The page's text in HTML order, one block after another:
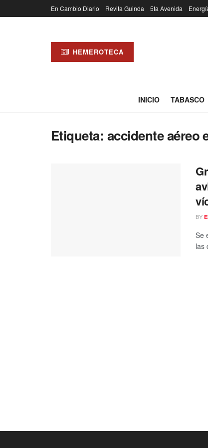
En Cambio Diario Revita Guinda 5ta Avenida
HEMEROTECA
INICIO TABASCO
Etiqueta: accidente aéreo
BY
Se
las